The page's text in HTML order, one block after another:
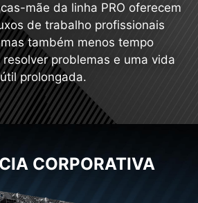
mãe da linha PRO oferecem
de trabalho profissionais
também menos tempo
problemas e uma vida
útil prolongada.
CORPORATIVA